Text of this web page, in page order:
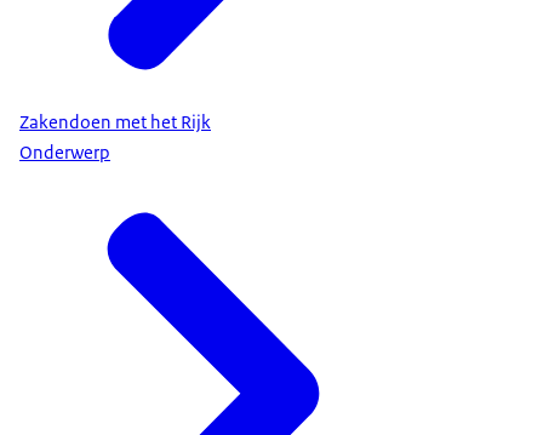
Zakendoen met het Rijk
Onderwerp